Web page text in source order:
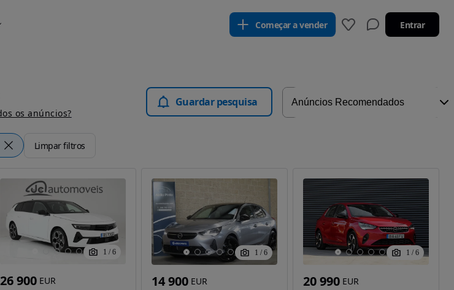
Começar a vender Entrar
os anúncios?
Guardar pesquisa
Limpar filtros
1 / 6
26 900 EUR
1 / 6
14 900 EUR
1 / 6
20 990 EUR